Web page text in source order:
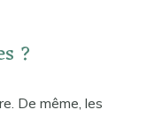
?
De même, les